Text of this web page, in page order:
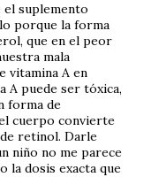
suplemento
porque la forma
que en el peor
mala
vitamina A en
A puede ser tóxica,
forma de
cuerpo convierte
retinol. Darle
niño no me parece
la dosis exacta que